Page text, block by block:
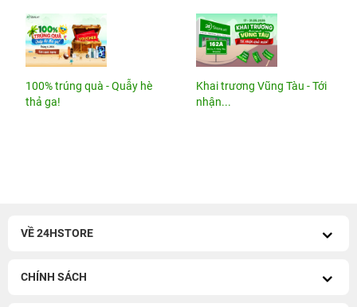
100% trúng quà - Quẫy hè
thả ga!
Khai trương Vũng Tàu - Tới
nhận...
VỀ 24HSTORE
CHÍNH SÁCH